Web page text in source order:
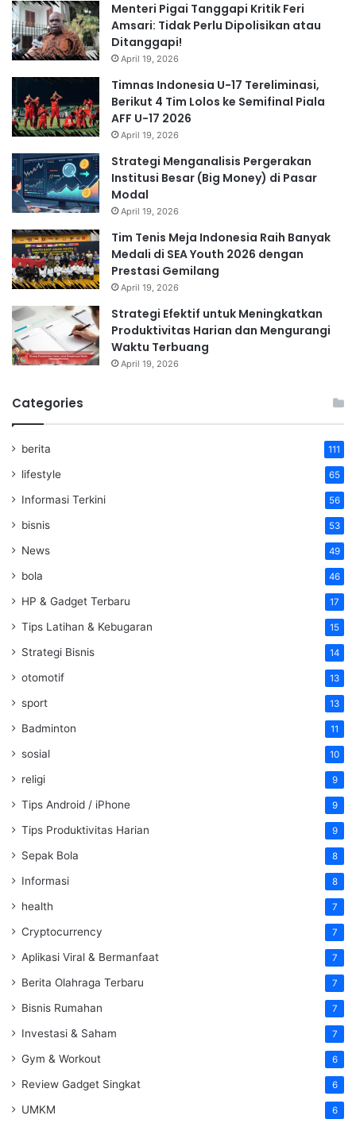
Menteri Pigai Tanggapi Kritik Feri
Amsari: Tidak Perlu Dipolisikan atau
Ditanggapi!
April 19, 2026
Timnas Indonesia U-17 Tereliminasi,
Berikut 4 Tim Lolos ke Semifinal Piala
AFF U-17 2026
April 19, 2026
Strategi Menganalisis Pergerakan
Institusi Besar (Big Money) di Pasar
Modal
April 19, 2026
Tim Tenis Meja Indonesia Raih Banyak
Medali di SEA Youth 2026 dengan
Prestasi Gemilang
April 19, 2026
Strategi Efektif untuk Meningkatkan
Produktivitas Harian dan Mengurangi
Waktu Terbuang
April 19, 2026
Categories
berita 111
lifestyle 65
Informasi Terkini 56
bisnis 53
News 49
bola 46
HP & Gadget Terbaru 17
Tips Latihan & Kebugaran 15
Strategi Bisnis 14
otomotif 13
sport 13
Badminton 11
sosial 10
religi 9
Tips Android / iPhone 9
Tips Produktivitas Harian 9
Sepak Bola 8
Informasi 8
health 7
Cryptocurrency 7
Aplikasi Viral & Bermanfaat 7
Berita Olahraga Terbaru 7
Bisnis Rumahan 7
Investasi & Saham 7
Gym & Workout 6
Review Gadget Singkat 6
UMKM 6